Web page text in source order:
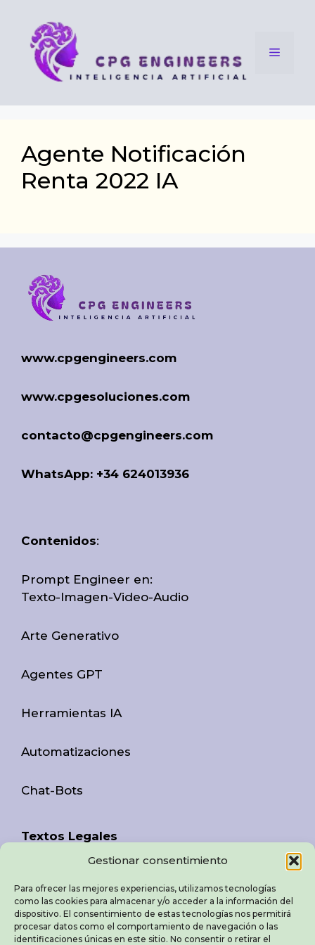
Gestionar consentimiento
Para ofrecer las mejores experiencias, utilizamos tecnologías
como las cookies para almacenar y/o acceder a la información del
dispositivo. El consentimiento de estas tecnologías nos permitirá
procesar datos como el comportamiento de navegación o las
identificaciones únicas en este sitio. No consentir o retirar el
contenido
Menú
Agente Notificación
Renta 2022 IA
www.cpgengineers.com
www.cpgesoluciones.com
contacto@cpgengineers.com
WhatsApp: +34 624013936
Contenidos:
Prompt Engineer en:
Texto-Imagen-Video-Audio
Arte Generativo
Agentes GPT
Herramientas IA
Automatizaciones
Chat-Bots
Textos Legales
Política de Privacidad